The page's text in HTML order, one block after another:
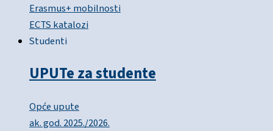
Erasmus+ mobilnosti
ECTS katalozi
Studenti
UPUTe za studente
Opće upute
ak. god. 2025./2026.